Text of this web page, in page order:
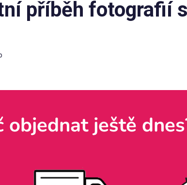
příběh fotografií
objednat ještě